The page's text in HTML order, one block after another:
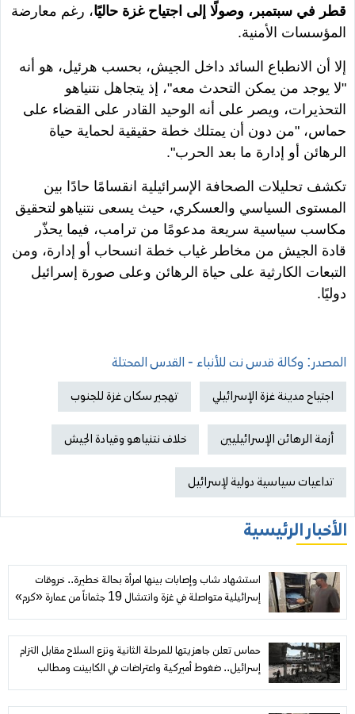
قطر في سبتمبر، وصولًا إلى اجتياح غزة حاليًا، رغم معارضة
المؤسسات الأمنية.
إلا أن الانطباع السائد داخل الجيش، بحسب هرئيل، هو أنه
"لا يوجد من يمكن التحدث معه"، إذ يتجاهل نتنياهو
التحذيرات، ويصر على أنه الوحيد القادر على القضاء على
حماس، "من دون أن يمتلك خطة حقيقية لحماية حياة
الرهائن أو إدارة ما بعد الحرب".
تكشف تحليلات الصحافة الإسرائيلية انقسامًا حادًا بين
المستوى السياسي والعسكري، حيث يسعى نتنياهو لتحقيق
مكاسب سياسية سريعة مدعومًا من ترامب، فيما يحذّر
قادة الجيش من مخاطر غياب خطة انسحاب أو إدارة، ومن
التبعات الكارثية على حياة الرهائن وعلى صورة إسرائيل
دوليًا.
المصدر: وكالة قدس نت للأنباء - القدس المحتلة
اجتياح مدينة غزة الإسرائيلي تهجير سكان غزة للجنوب
أزمة الرهائن الإسرائيليين خلاف نتنياهو وقيادة الجيش
تداعيات سياسية دولية لإسرائيل
الأخبار الرئيسية
استشهاد شاب وإصابات بينها امرأة بحالة خطيرة.. خروقات
إسرائيلية متواصلة في غزة وانتشال 19 جثماناً من عمارة «كرم»
حماس تعلن جاهزيتها للمرحلة الثانية ونزع السلاح مقابل التزام
إسرائيل.. ضغوط أميركية واعتراضات في الكابينت ومطالب